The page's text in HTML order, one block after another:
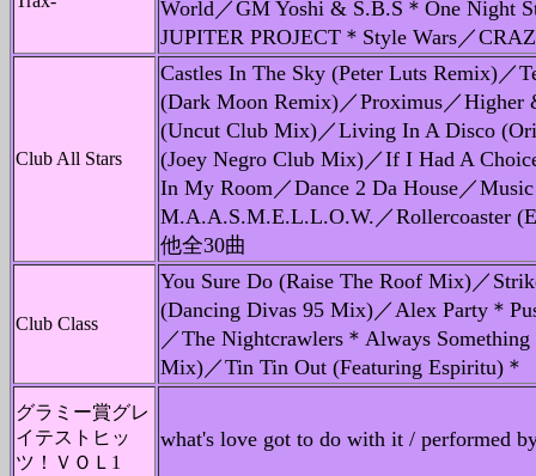
World／GM Yoshi & S.B.S＊One Night
JUPITER PROJECT＊Style Wars／
Club All Stars
Castles In The Sky (Peter Luts Remix)／
(Dark Moon Remix)／Proximus／Higher
(Uncut Club Mix)／Living In A Disco
(Joey Negro Club Mix)／If I Had A
In My Room／Dance 2 Da House／
M.A.A.S.M.E.L.L.O.W.／Rollercoaster
他全30曲
Club Class
You Sure Do (Raise The Roof Mix)／
(Dancing Divas 95 Mix)／Alex Party＊
／The Nightcrawlers＊Always
Mix)／Tin Tin Out (Featuring Espiritu)
グラミー賞グレ
イテストヒッ
ツ！ＶＯＬ1
what's love got to do with it /